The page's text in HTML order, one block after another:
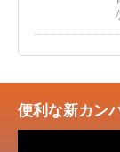
便利な新カン